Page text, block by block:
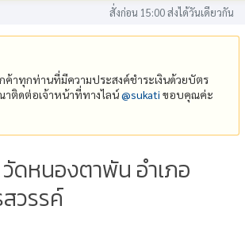
สั่งก่อน 15:00 ส่งได้วันเดียวกัน
กค้าทุกท่านที่มีความประสงค์ชำระเงินด้วยบัตร
าติดต่อเจ้าหน้าที่ทางไลน์@‌sukati ขอบคุณค่ะ
ดหนองตาพัน อำเภอ
วรรค์